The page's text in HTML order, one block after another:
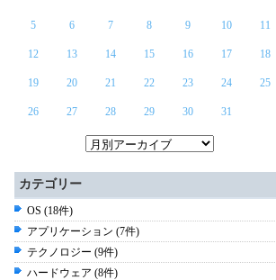
5 6 7 8 9 10 11
12 13 14 15 16 17 18
19 20 21 22 23 24 25
26 27 28 29 30 31
カテゴリー
OS (18件)
アプリケーション (7件)
テクノロジー (9件)
ハードウェア (8件)